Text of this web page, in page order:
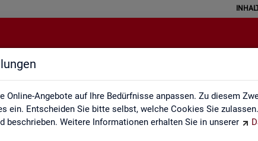
Online-Angebote auf Ihre Bedürfnisse anpassen. Zu diesem
ein. Entscheiden Sie bitte selbst, welche Cookies Sie
beschrieben. Weitere Informationen erhalten Sie in unserer
Literacy - Statistik